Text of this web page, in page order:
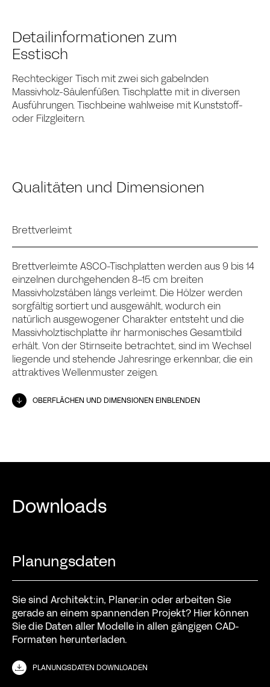
Detailinformationen zum
Esstisch
Rechteckiger Tisch mit zwei sich gabelnden
Massivholz-Säulenfüßen. Tischplatte mit in diversen
Ausführungen. Tischbeine wahlweise mit Kunststoff-
oder Filzgleitern.
Qualitäten und Dimensionen
Brettverleimt
OBERFLÄCHEN UND DIMENSIONEN EINBLENDEN
Brettverleimte ASCO-Tischplatten werden aus 9 bis 14
einzelnen durchgehenden 8-15 cm breiten
Massivholzstäben längs verleimt. Die Hölzer werden
sorgfältig sortiert und ausgewählt, wodurch ein
natürlich ausgewogener Charakter entsteht und die
Massivholztischplatte ihr harmonisches Gesamtbild
erhält. Von der Stirnseite betrachtet, sind im Wechsel
liegende und stehende Jahresringe erkennbar, die ein
attraktives Wellenmuster zeigen.
Downloads
Planungsdaten
PLANUNGSDATEN DOWNLOADEN
Sie sind Architekt:in, Planer:in oder arbeiten Sie
gerade an einem spannenden Projekt? Hier können
Sie die Daten aller Modelle in allen gängigen CAD-
Formaten herunterladen.